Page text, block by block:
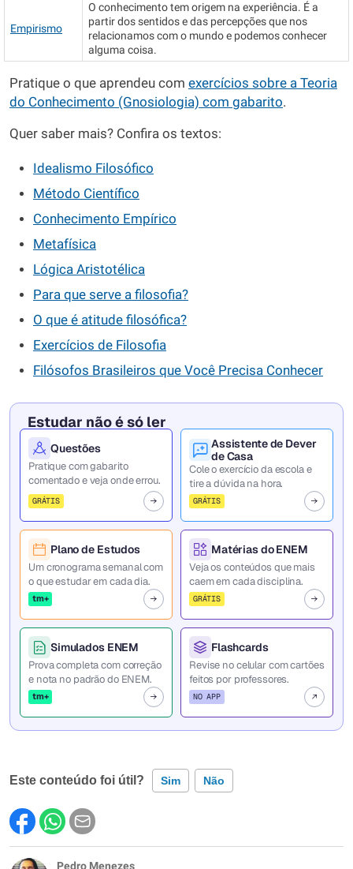
Empirismo
O conhecimento tem origem na experiência. É a
partir dos sentidos e das percepções que nos
relacionamos com o mundo e podemos conhecer
alguma coisa.
Pratique o que aprendeu com exercícios sobre a Teoria
do Conhecimento (Gnosiologia) com gabarito.
Quer saber mais? Confira os textos:
Idealismo Filosófico
Método Científico
Conhecimento Empírico
Metafísica
Lógica Aristotélica
Para que serve a filosofia?
O que é atitude filosófica?
Exercícios de Filosofia
Filósofos Brasileiros que Você Precisa Conhecer
Estudar não é só ler
Questões
Pratique com gabarito
comentado e veja onde errou.
GRÁTIS
Assistente de Dever
de Casa
Cole o exercício da escola e
tire a dúvida na hora.
GRÁTIS
Plano de Estudos
Um cronograma semanal com
o que estudar em cada dia.
tm+
Matérias do ENEM
Veja os conteúdos que mais
caem em cada disciplina.
GRÁTIS
Simulados ENEM
Prova completa com correção
e nota no padrão do ENEM.
tm+
Flashcards
Revise no celular com cartões
feitos por professores.
NO APP
Este conteúdo foi útil? Sim Não
Este conteúdo contém informação incorreta
Este conteúdo não tem a informação que procuro
Pedro Menezes